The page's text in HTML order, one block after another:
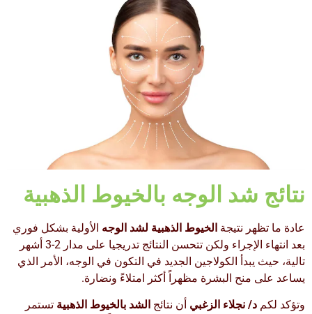
نتائج شد الوجه بالخيوط الذهبية
عادة ما تظهر نتيجة الخيوط الذهبية لشد الوجه الأولية بشكل فوري
بعد انتهاء الإجراء ولكن تتحسن النتائج تدريجيا على مدار 2-3 أشهر
تالية، حيث يبدأ الكولاجين الجديد في التكون في الوجه، الأمر الذي
يساعد على منح البشرة مظهراً أكثر امتلاءً ونضارة.
وتؤكد لكم د/ نجلاء الزغبي أن نتائج الشد بالخيوط الذهبية تستمر